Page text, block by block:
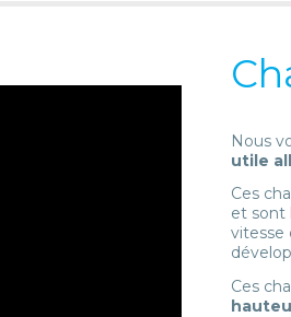
Nous
utile
Ces
et sont
vitesse
Ces